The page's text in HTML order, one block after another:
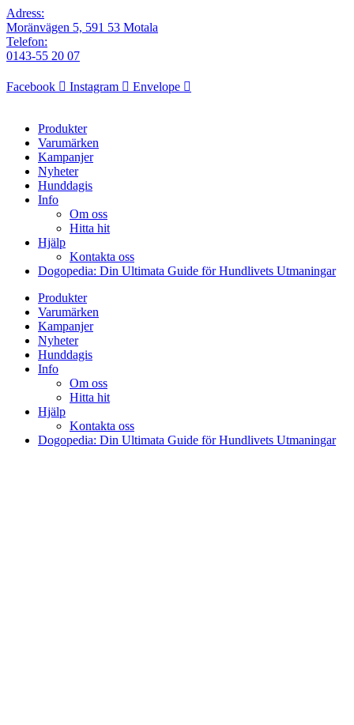
Adress:
Moränvägen 5, 591 53 Motala
Telefon:
0143-55 20 07
Facebook Instagram Envelope
Produkter
Varumärken
Kampanjer
Nyheter
Hunddagis
Info
Om oss
Hitta hit
Hjälp
Kontakta oss
Dogopedia: Din Ultimata Guide för Hundlivets Utmaningar
Produkter
Varumärken
Kampanjer
Nyheter
Hunddagis
Info
Om oss
Hitta hit
Hjälp
Kontakta oss
Dogopedia: Din Ultimata Guide för Hundlivets Utmaningar